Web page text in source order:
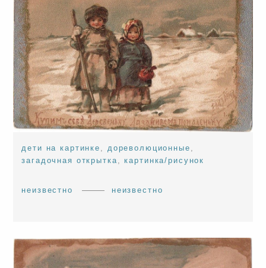
дети на картинке дореволюционные
загадочная открытка
,картинка/рисунок
неизвестно неизвестно